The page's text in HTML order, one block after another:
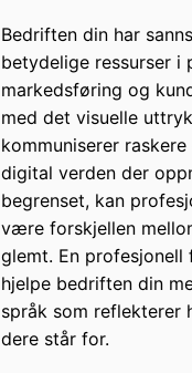
Bedriften din har
betydelige ressurser i
markedsføring og
med det visuelle
kommuniserer
digital verden der
begrenset, kan
være forskjellen
glemt. En
hjelpe bedriften din
språk som reflekterer
dere står for.